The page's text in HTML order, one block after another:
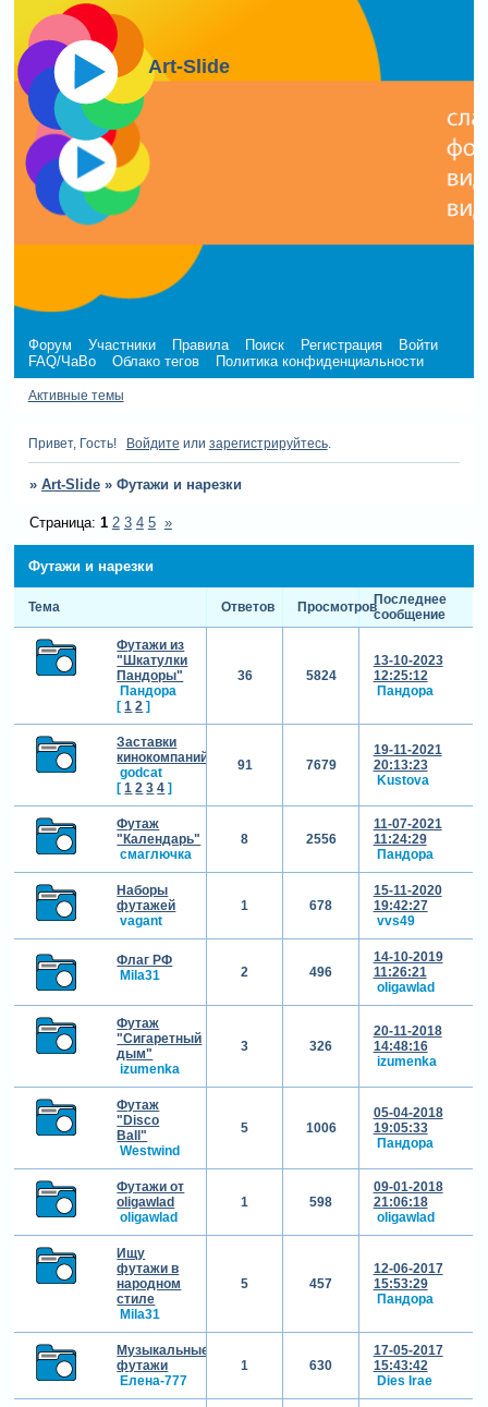
Art-Slide
Форум Участники Правила Поиск Регистрация
Войти
FAQ/ЧаВо
Облако тегов Политика конфиденциальности
Активные темы
Привет, Гость! Войдите или зарегистрируйтесь.
» Art-Slide » Футажи и нарезки
Футажи и нарезки
Страница: 1 2 3 4 5 »
Тема Ответов ПросмотровПоследнее
сообщение
Футажи из
"Шкатулки
Пандоры"
Пандора
[ 1 2 ]
36 5824
13-10-2023
12:25:12
Пандора
Заставки
кинокомпаний
godcat
[ 1 2 3 4 ]
91 7679
19-11-2021
20:13:23
Kustova
Футаж
"Календарь"
смаглючка
8 2556
11-07-2021
11:24:29
Пандора
Наборы
футажей
vagant
1 678
15-11-2020
19:42:27
vvs49
Флаг РФ
Mila31
2 496
14-10-2019
11:26:21
oligawlad
Футаж
"Сигаретный
дым"
izumenka
3 326
20-11-2018
14:48:16
izumenka
Футаж
"Disco
Ball"
Westwind
5 1006
05-04-2018
19:05:33
Пандора
Футажи от
oligawlad
oligawlad
1 598
09-01-2018
21:06:18
oligawlad
Ищу
футажи в
народном
стиле
Mila31
5 457
12-06-2017
15:53:29
Пандора
Музыкальные
футажи
Елена-777
1 630
17-05-2017
15:43:42
Dies Irae